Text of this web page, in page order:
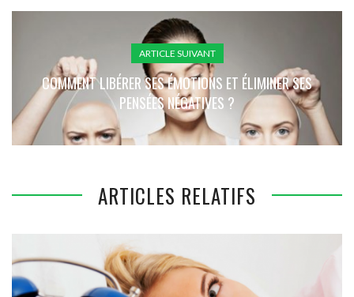
ARTICLE SUIVANT
COMMENT LIBÉRER SES ÉMOTIONS ET ÉLIMINER SES
PENSÉES NÉGATIVES ?
ARTICLES RELATIFS